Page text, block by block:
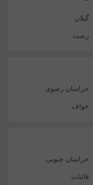
گیلان
رشت
خراسان رضوی
خواف
خراسان جنوبی
قائنات